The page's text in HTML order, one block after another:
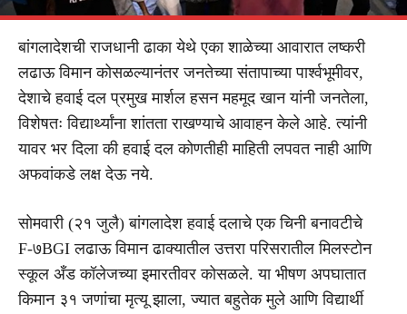
बांगलादेशची राजधानी ढाका येथे एका शाळेच्या आवारात लष्करी
लढाऊ विमान कोसळल्यानंतर जनतेच्या संतापाच्या पार्श्वभूमीवर,
देशाचे हवाई दल प्रमुख मार्शल हसन महमूद खान यांनी जनतेला,
विशेषतः विद्यार्थ्यांना शांतता राखण्याचे आवाहन केले आहे. त्यांनी
यावर भर दिला की हवाई दल कोणतीही माहिती लपवत नाही आणि
अफवांकडे लक्ष देऊ नये.
सोमवारी (२१ जुलै) बांगलादेश हवाई दलाचे एक चिनी बनावटीचे
F-७BGI लढाऊ विमान ढाक्यातील उत्तरा परिसरातील मिलस्टोन
स्कूल अँड कॉलेजच्या इमारतीवर कोसळले. या भीषण अपघातात
किमान ३१ जणांचा मृत्यू झाला, ज्यात बहुतेक मुले आणि विद्यार्थी